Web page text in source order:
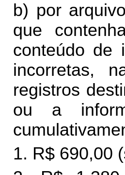
b) por
que
conteúdo de
incorretas,
registros
ou a
1. R$ 690,00